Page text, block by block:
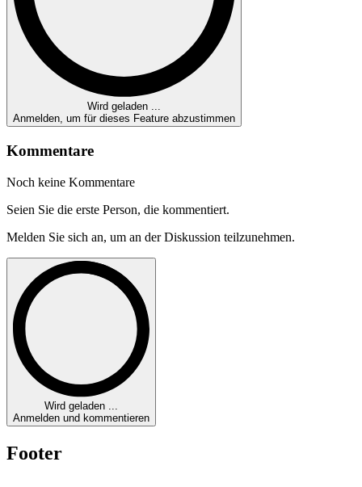
Wird geladen ...
Anmelden, um für dieses Feature abzustimmen
Kommentare
Noch keine Kommentare
Seien Sie die erste Person, die kommentiert.
Melden Sie sich an, um an der Diskussion teilzunehmen.
Wird geladen ...
Anmelden und kommentieren
Footer